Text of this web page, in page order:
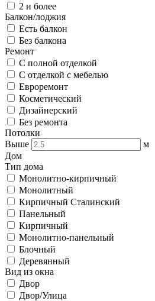
2 и более
Балкон/лоджия
Есть балкон
Без балкона
Ремонт
С полной отделкой
С отделкой с мебелью
Евроремонт
Косметический
Дизайнерский
Без ремонта
Потолки
Выше
м
Дом
Тип дома
Монолитно-кирпичный
Монолитный
Кирпичный Сталинский
Панельный
Кирпичный
Монолитно-панельный
Блочный
Деревянный
Вид из окна
Двор
Двор/Улица